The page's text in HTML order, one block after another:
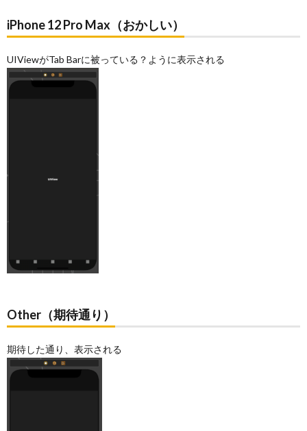
iPhone 12 Pro Max（おかしい）
UIViewがTab Barに被っている？ように表示される
Other（期待通り）
期待した通り、表示される